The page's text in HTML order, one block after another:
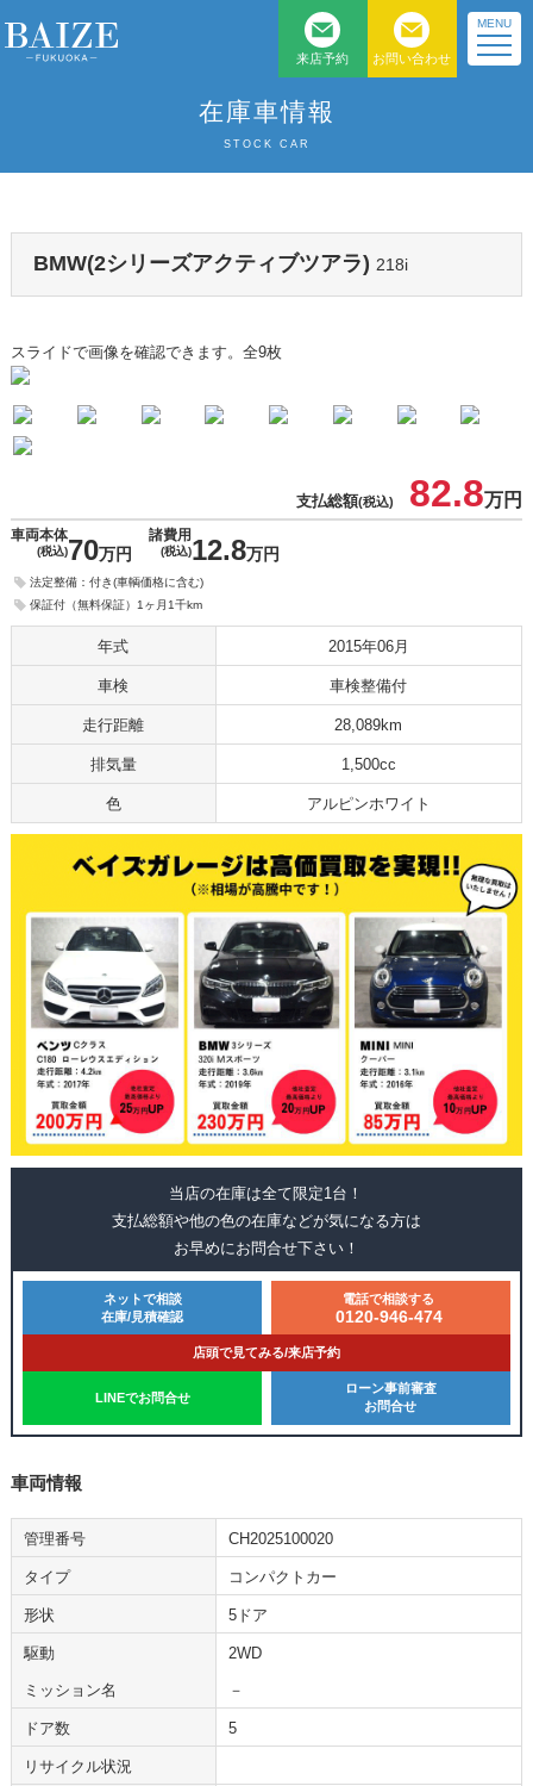
来店予約 お問い合わせ
MENU
在庫車情報
STOCK CAR
BMW(2シリーズアクティブツアラ) 218i
スライドで画像を確認できます。 全9枚
支払総額(税込) 82.8万円
車両本体
(税込)70万円
諸費用
(税込)12.8万円
法定整備：付き(車輌価格に含む)
保証付（無料保証）1ヶ月1千km
年式 2015年06月
車検 車検整備付
走行距離 28,089km
排気量 1,500cc
色 アルピンホワイト
当店の在庫は全て限定1台！
支払総額や他の色の在庫などが気になる方は
お早めにお問合せ下さい！
ネットで相談
在庫/見積確認
電話で相談する
0120-946-474
店頭で見てみる/来店予約
LINEでお問合せ
ローン事前審査
お問合せ
車両情報
管理番号 CH2025100020
タイプ コンパクトカー
形状 5ドア
駆動 2WD
ミッション名 －
ドア数 5
リサイクル状況